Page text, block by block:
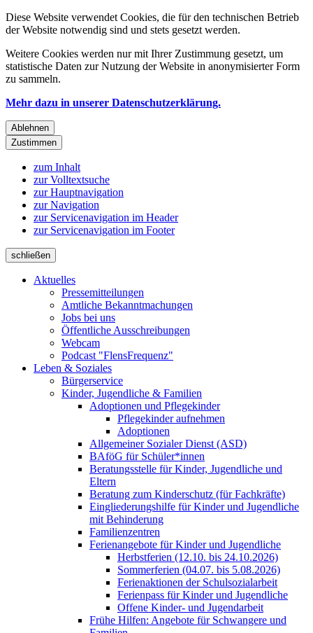
Diese Website verwendet Cookies, die für den technischen Betrieb
der Website notwendig sind und stets gesetzt werden.
Weitere Cookies werden nur mit Ihrer Zustimmung gesetzt, um
statistische Daten zur Nutzung der Website in anonymisierter Form
zu sammeln.
Mehr dazu in unserer Datenschutzerklärung.
Ablehnen
Zustimmen
zum Inhalt
zur Volltextsuche
zur Hauptnavigation
zur Navigation
zur Servicenavigation im Header
zur Servicenavigation im Footer
schließen
Aktuelles
Pressemitteilungen
Amtliche Bekanntmachungen
Jobs bei uns
Öffentliche Ausschreibungen
Webcam
Podcast "FlensFrequenz"
Leben & Soziales
Bürgerservice
Kinder, Jugendliche & Familien
Adoptionen und Pflegekinder
Pflegekinder aufnehmen
Adoptionen
Allgemeiner Sozialer Dienst (ASD)
BAföG für Schüler*innen
Beratungsstelle für Kinder, Jugendliche und
Eltern
Beratung zum Kinderschutz (für Fachkräfte)
Eingliederungshilfe für Kinder und Jugendliche
mit Behinderung
Familienzentren
Ferienangebote für Kinder und Jugendliche
Herbstferien (12.10. bis 24.10.2026)
Sommerferien (04.07. bis 5.08.2026)
Ferienaktionen der Schulsozialarbeit
Ferienpass für Kinder und Jugendliche
Offene Kinder- und Jugendarbeit
Frühe Hilfen: Angebote für Schwangere und